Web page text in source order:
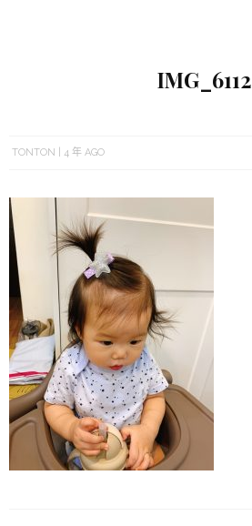
IMG_6112
TONTON 4 年 AGO